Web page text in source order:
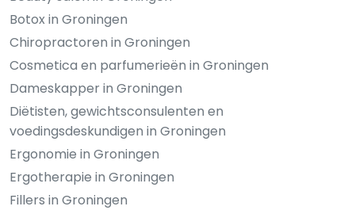
Botox in Groningen
Chiropractoren in Groningen
Cosmetica en parfumerieën in Groningen
Dameskapper in Groningen
Diëtisten, gewichtsconsulenten en
voedingsdeskundigen in Groningen
Ergonomie in Groningen
Ergotherapie in Groningen
Fillers in Groningen